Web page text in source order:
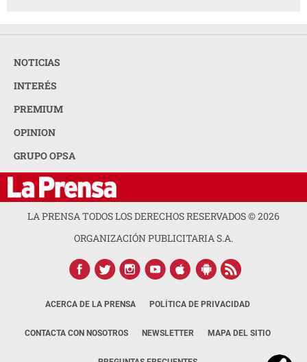
NOTICIAS
INTERÉS
PREMIUM
OPINION
GRUPO OPSA
LA PRENSA TODOS LOS DERECHOS RESERVADOS ©2026
ORGANIZACIÓN PUBLICITARIA S.A.
ACERCA DE LA PRENSA POLÍTICA DE PRIVACIDAD
CONTACTA CON NOSOTROS NEWSLETTER MAPA DEL SITIO